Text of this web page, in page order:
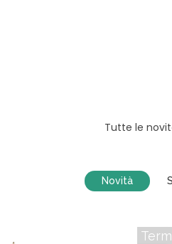
Tutte le
Novità